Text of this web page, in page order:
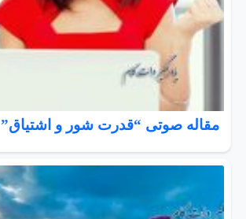
مقاله صوتی “قدرت شور و اشتیاق”